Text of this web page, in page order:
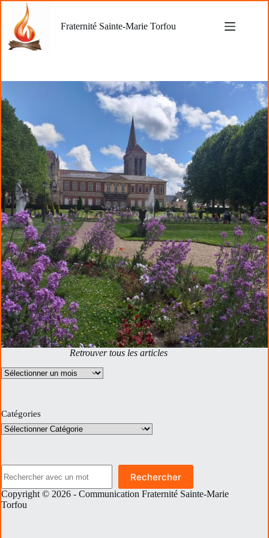
contenu
Fraternité Sainte-Marie Torfou
Retrouver tous les articles
Archives
Catégories
Rechercher
Copyright © 2026 - Communication Fraternité Sainte-Marie
Torfou